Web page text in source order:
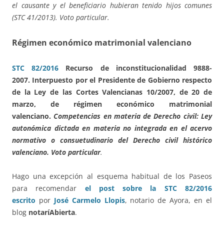
el causante y el beneficiario hubieran tenido hijos comunes
(STC 41/2013). Voto particular.
Régimen económico matrimonial valenciano
STC 82/2016
Recurso de inconstitucionalidad 9888-
2007. Interpuesto por el Presidente de Gobierno respecto
de la Ley de las Cortes Valencianas 10/2007, de 20 de
marzo, de régimen económico matrimonial
valenciano. Competencias en materia de Derecho civil: Ley
autonómica dictada en materia no integrada en el acervo
normativo o consuetudinario del Derecho civil histórico
valenciano. Voto particular.
Hago una excepción al esquema habitual de los Paseos
para recomendar el post sobre la STC 82/2016
escrito por José Carmelo Llopis, notario de Ayora, en el
blog notaríAbierta.